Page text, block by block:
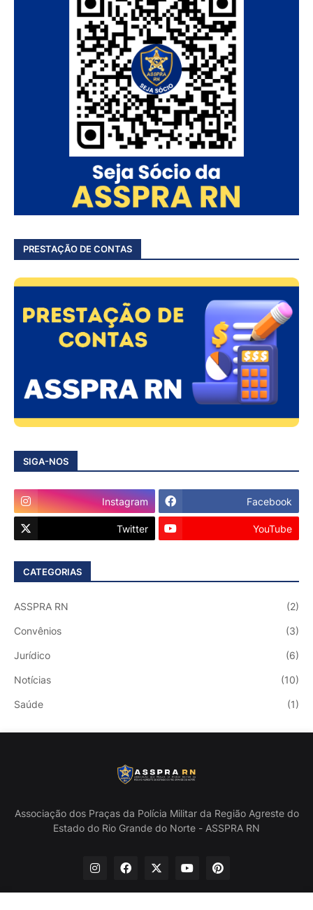
PRESTAÇÃO DE CONTAS
SIGA-NOS
Instagram Facebook
Twitter YouTube
CATEGORIAS
ASSPRA RN (2)
Convênios (3)
Jurídico (6)
Notícias (10)
Saúde (1)
Associação dos Praças da Polícia Militar da Região Agreste do
Estado do Rio Grande do Norte - ASSPRA RN